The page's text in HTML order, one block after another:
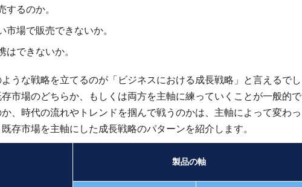
するのか。
市場で販売できないか。
はできないか。
うな戦略を立てるのが「ビジネスにおける成長戦略」と言えるでし
市場のどちらか、もしくは両方を主軸に練っていくことが一般的で
、時代の流れやトレンドを掴んで戦うのかは、主軸によって変わっ
存市場を主軸にした成長戦略のパターンを紹介します。
製品の軸